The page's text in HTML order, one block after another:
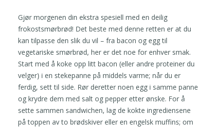
Gjør morgenen din ekstra spesiell med en deilig
frokostsmørbrød! Det beste med denne retten er at du
kan tilpasse den slik du vil – fra bacon og egg til
vegetariske smørbrød, her er det noe for enhver smak.
Start med å koke opp litt bacon (eller andre proteiner du
velger) i en stekepanne på middels varme; når du er
ferdig, sett til side. Rør deretter noen egg i samme panne
og krydre dem med salt og pepper etter ønske. For å
sette sammen sandwichen, lag de kokte ingrediensene
på toppen av to brødskiver eller en engelsk muffins; om